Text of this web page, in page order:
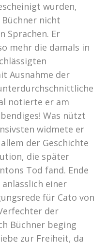
wurden,
nicht
Sprachen. Er
mehr die damals in
Ausnahme der
notierte er am
Was nützt
widmete er
der Geschichte
die später
Tod fand. Ende
einer
für Cato von
der
Büchner beging
zur Freiheit, da